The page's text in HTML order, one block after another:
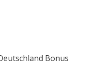
Bonus